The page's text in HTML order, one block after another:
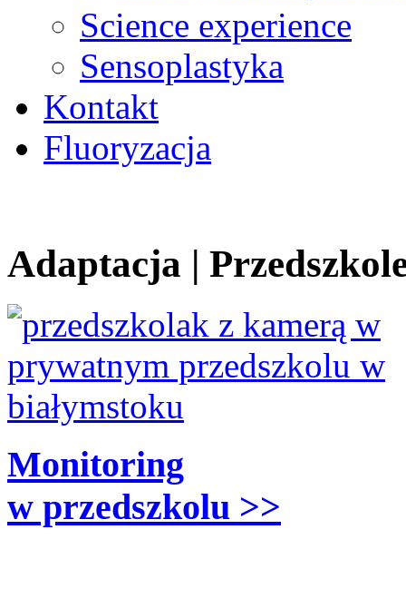
Science experience
Sensoplastyka
Kontakt
Fluoryzacja
Adaptacja |
Monitoring
w przedszkolu >>